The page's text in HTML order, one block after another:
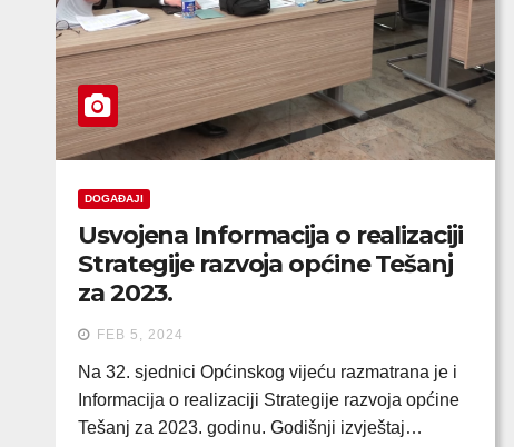
DOGAĐAJI
Usvojena Informacija o realizaciji
Strategije razvoja općine Tešanj
za 2023.
FEB 5, 2024
Na 32. sjednici Općinskog vijeću razmatrana je i
Informacija o realizaciji Strategije razvoja općine
Tešanj za 2023. godinu. Godišnji izvještaj…